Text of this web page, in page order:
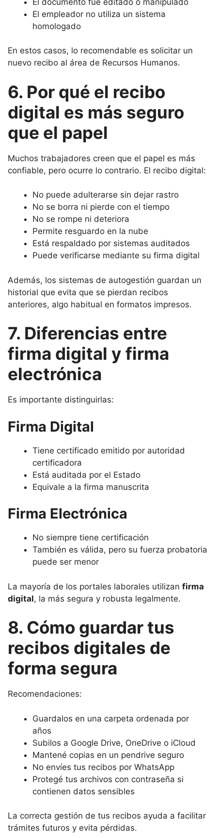
El empleador no utiliza un sistema
homologado
En estos casos, lo recomendable es solicitar un
nuevo recibo al área de Recursos Humanos.
6. Por qué el recibo
digital es más seguro
que el papel
Muchos trabajadores creen que el papel es más
confiable, pero ocurre lo contrario. El recibo digital:
No puede adulterarse sin dejar rastro
No se borra ni pierde con el tiempo
No se rompe ni deteriora
Permite resguardo en la nube
Está respaldado por sistemas auditados
Puede verificarse mediante su firma digital
Además, los sistemas de autogestión guardan un
historial que evita que se pierdan recibos
anteriores, algo habitual en formatos impresos.
7. Diferencias entre
firma digital y firma
electrónica
Es importante distinguirlas:
Firma Digital
Tiene certificado emitido por autoridad
certificadora
Está auditada por el Estado
Equivale a la firma manuscrita
Firma Electrónica
No siempre tiene certificación
También es válida, pero su fuerza probatoria
puede ser menor
La mayoría de los portales laborales utilizan firma
digital, la más segura y robusta legalmente.
8. Cómo guardar tus
recibos digitales de
forma segura
Recomendaciones:
Guardalos en una carpeta ordenada por
años
Subilos a Google Drive, OneDrive o iCloud
Mantené copias en un pendrive seguro
No envíes tus recibos por WhatsApp
Protegé tus archivos con contraseña si
contienen datos sensibles
La correcta gestión de tus recibos ayuda a facilitar
trámites futuros y evita pérdidas.